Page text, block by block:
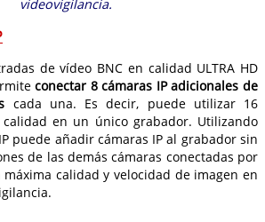
videovigilancia.
de vídeo BNC en calidad ULTRA HD
conectar 8 cámaras IP adicionales de
cada una. Es decir, puede utilizar 16
en un único grabador. Utilizando
puede añadir cámaras IP al grabador sin
de las demás cámaras conectadas por
calidad y velocidad de imagen en